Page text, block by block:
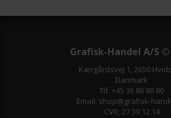
Grafisk-Handel A/S ©
Kærgårdsvej 1, 2650
Danmark
Tlf. +45 36 86 80 80
Email: shop@grafisk-
CVR: 27 39 12 14